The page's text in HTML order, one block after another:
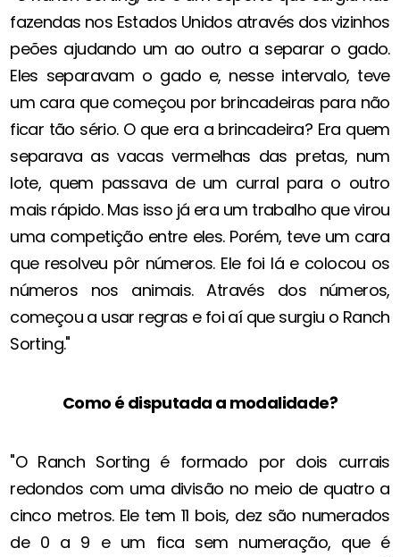
fazendas nos Estados Unidos através dos vizinhos
peões ajudando um ao outro a separar o gado.
Eles separavam o gado e, nesse intervalo, teve
um cara que começou por brincadeiras para não
ficar tão sério. O que era a brincadeira? Era quem
separava as vacas vermelhas das pretas, num
lote, quem passava de um curral para o outro
mais rápido. Mas isso já era um trabalho que virou
uma competição entre eles. Porém, teve um cara
que resolveu pôr números. Ele foi lá e colocou os
números nos animais. Através dos números,
começou a usar regras e foi aí que surgiu o Ranch
Sorting."
Como é disputada a modalidade?
"O Ranch Sorting é formado por dois currais
redondos com uma divisão no meio de quatro a
cinco metros. Ele tem 11 bois, dez são numerados
de 0 a 9 e um fica sem numeração, que é